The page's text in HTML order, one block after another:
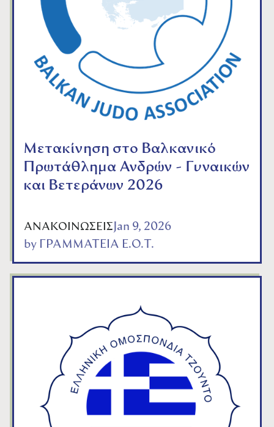
Μετακίνηση στο Βαλκανικό
Πρωτάθλημα Ανδρών - Γυναικών
και Βετεράνων 2026
ΑΝΑΚΟΙΝΩΣΕΙΣ Jan 9, 2026
by ΓΡΑΜΜΑΤΕΙΑ Ε.Ο.Τ.